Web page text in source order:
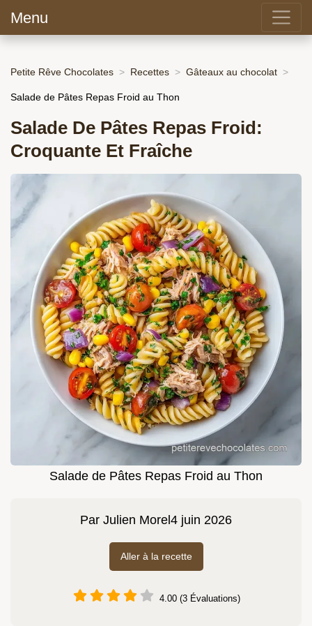
Menu
Petite Rêve Chocolates Recettes Gâteaux au chocolat
Salade de Pâtes Repas Froid au Thon
Salade De Pâtes Repas Froid:
Croquante Et Fraîche
Salade de Pâtes Repas Froid au Thon
Par Julien Morel 4 juin 2026
Aller à la recette
4.00 (3 Évaluations)